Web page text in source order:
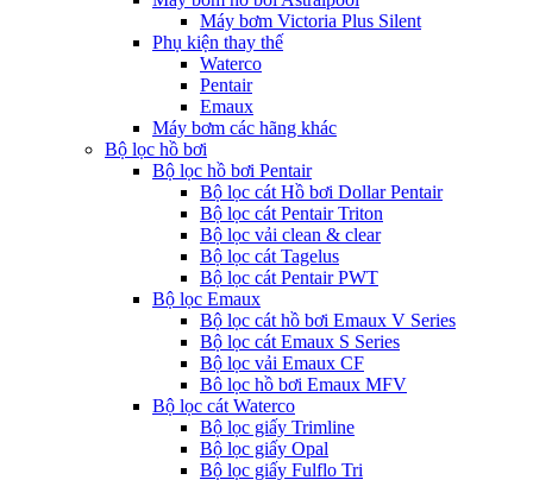
Máy bơm Victoria Plus Silent
Phụ kiện thay thế
Waterco
Pentair
Emaux
Máy bơm các hãng khác
Bộ lọc hồ bơi
Bộ lọc hồ bơi Pentair
Bộ lọc cát Hồ bơi Dollar Pentair
Bộ lọc cát Pentair Triton
Bộ lọc vải clean & clear
Bộ lọc cát Tagelus
Bộ lọc cát Pentair PWT
Bộ lọc Emaux
Bộ lọc cát hồ bơi Emaux V Series
Bộ lọc cát Emaux S Series
Bộ lọc vải Emaux CF
Bô lọc hồ bơi Emaux MFV
Bộ lọc cát Waterco
Bộ lọc giấy Trimline
Bộ lọc giấy Opal
Bộ lọc giấy Fulflo Tri